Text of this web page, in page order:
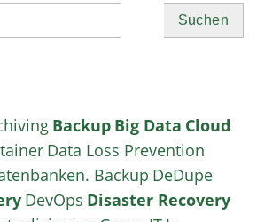
Backup Big Data Cloud
Data Loss Prevention
Backup DeDupe
DevOps Disaster Recovery